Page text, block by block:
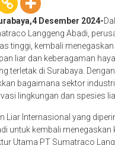
Desember 2024-
Langgeng Abadi,
tinggi, kembali
liar dan keberagaman
terletak di Surabaya.
bagaimana sektor
lingkungan dan spesies
Liar Internasional yang
untuk kembali
Utama PT Sumatraco